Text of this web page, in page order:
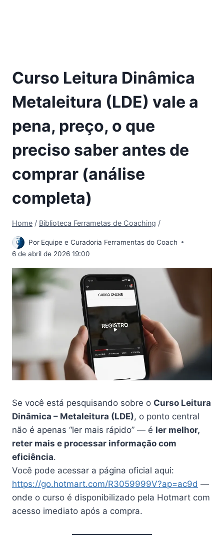
Curso Leitura Dinâmica
Metaleitura (LDE) vale a
pena, preço, o que
preciso saber antes de
comprar (análise
completa)
Home / Biblioteca Ferrametas de Coaching /
Por Equipe e Curadoria Ferramentas do Coach
6 de abril de 2026 19:00
Se você está pesquisando sobre o Curso Leitura
Dinâmica – Metaleitura (LDE), o ponto central
não é apenas “ler mais rápido” — é ler melhor,
reter mais e processar informação com
eficiência.
Você pode acessar a página oficial aqui:
https://go.hotmart.com/R3059999V?ap=ac9d —
onde o curso é disponibilizado pela Hotmart com
acesso imediato após a compra.